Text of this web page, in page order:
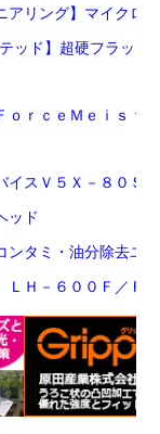
アリング】マイクロ
ッド】超硬フラット
ｏｒｃｅＭｅｉｓ
イスＶ５Ｘ－８０Ｓ
ッド
ンタミ・油分除去
ＬＨ－６００Ｆ／ＦＧ